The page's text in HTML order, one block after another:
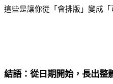
這些是讓你從「會排版」變成「
結語：從日期開始，長出整